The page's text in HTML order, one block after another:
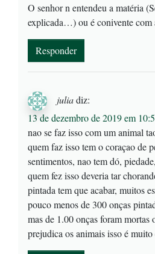
O senhor n entendeu a matéria
explicada…) ou é conivente com
Responder
juliadiz:
13 de dezembro de 2019 em
nao se faz isso com um animal
quem faz isso tem o coraçao de
sentimentos, nao tem dó,
quem fez isso deveria tar
pintada tem que acabar, muitos
pouco menos de 300 onças
mas de 1.00 onças foram
prejudica os animais isso é muito